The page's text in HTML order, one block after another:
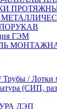
ГЭМ
Трубы / Лотки
(СИП,
ЛЭП